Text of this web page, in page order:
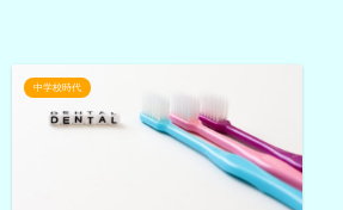
中学校時代